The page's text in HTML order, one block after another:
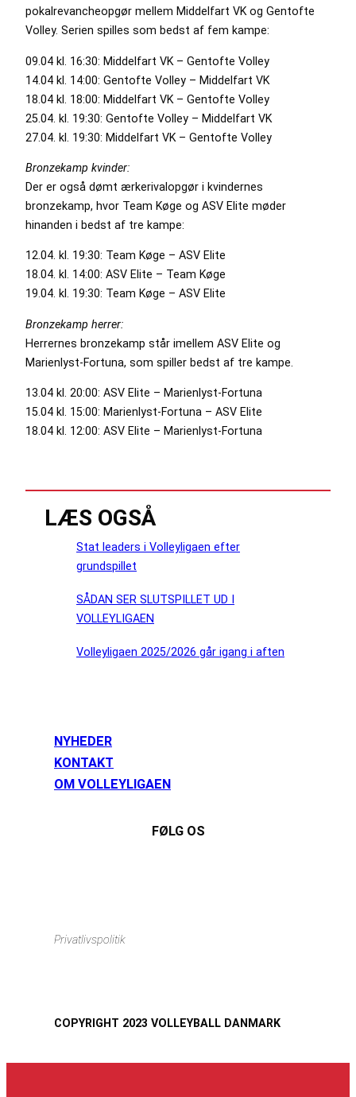
pokalrevancheopgør mellem Middelfart VK og Gentofte
Volley. Serien spilles som bedst af fem kampe:
09.04 kl. 16:30: Middelfart VK – Gentofte Volley
14.04 kl. 14:00: Gentofte Volley – Middelfart VK
18.04 kl. 18:00: Middelfart VK – Gentofte Volley
25.04. kl. 19:30: Gentofte Volley – Middelfart VK
27.04. kl. 19:30: Middelfart VK – Gentofte Volley
Bronzekamp kvinder:
Der er også dømt ærkerivalopgør i kvindernes
bronzekamp, hvor Team Køge og ASV Elite møder
hinanden i bedst af tre kampe:
12.04. kl. 19:30: Team Køge – ASV Elite
18.04. kl. 14:00: ASV Elite – Team Køge
19.04. kl. 19:30: Team Køge – ASV Elite
Bronzekamp herrer:
Herrernes bronzekamp står imellem ASV Elite og
Marienlyst-Fortuna, som spiller bedst af tre kampe.
13.04 kl. 20:00: ASV Elite – Marienlyst-Fortuna
15.04 kl. 15:00: Marienlyst-Fortuna – ASV Elite
18.04 kl. 12:00: ASV Elite – Marienlyst-Fortuna
LÆS OGSÅ
Stat leaders i Volleyligaen efter
grundspillet
SÅDAN SER SLUTSPILLET UD I
VOLLEYLIGAEN
Volleyligaen 2025/2026 går igang i aften
NYHEDER
KONTAKT
OM VOLLEYLIGAEN
FØLG OS
Privatlivspolitik
COPYRIGHT 2023 VOLLEYBALL DANMARK